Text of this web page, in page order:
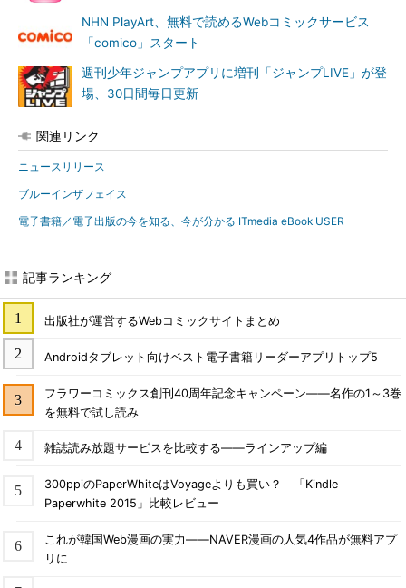
NHN PlayArt、無料で読めるWebコミックサービス
「comico」スタート
週刊少年ジャンプアプリに増刊「ジャンプLIVE」が登
場、30日間毎日更新
関連リンク
ニュースリリース
ブルーインザフェイス
電子書籍／電子出版の今を知る、今が分かる ITmedia eBook USER
記事ランキング
出版社が運営するWebコミックサイトまとめ
Androidタブレット向けベスト電子書籍リーダーアプリトップ5
フラワーコミックス創刊40周年記念キャンペーン――名作の1～3巻
を無料で試し読み
雑誌読み放題サービスを比較する――ラインアップ編
300ppiのPaperWhiteはVoyageよりも買い？ 「Kindle
Paperwhite 2015」比較レビュー
これが韓国Web漫画の実力――NAVER漫画の人気4作品が無料アプ
リに